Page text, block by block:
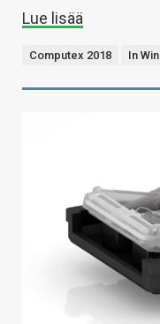
Lue lisää
Computex 2018 In Win